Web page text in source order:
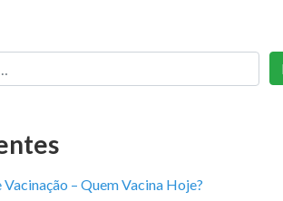
– Quem Vacina Hoje?